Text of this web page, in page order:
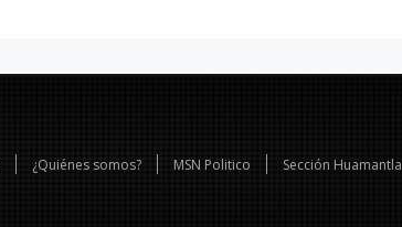
¿Quiénes somos? MSN Politico Sección Huamantla